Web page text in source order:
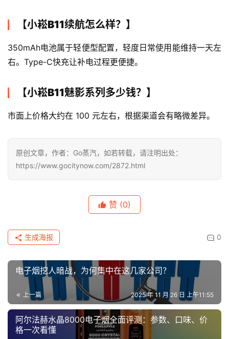
【小崧B11续航怎么样？】
350mAh电池属于轻便型配置，轻度日常使用能维持一天左
右。Type-C快充让补电过程更便捷。
【小崧B11魅影系列多少钱？】
市面上价格大约在 100 元左右，根据渠道会有略微差异。
原创文章，作者：Go蒸汽，如若转载，请注明出处：
https://www.gocitynow.com/2872.html
赞 (0)
0
生成海报
电子烟挖人暗战，为何集中在这几家公司？
上一篇 2025 年 11 月 26 日 上午11:55
阿尔法赫水晶8000电子烟全面评测：参数、口味、价
格一次看懂